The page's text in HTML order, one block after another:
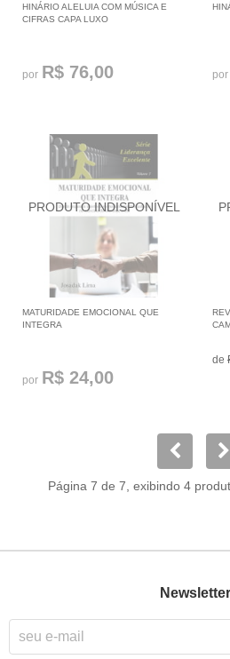
HINÁRIO ALELUIA COM MÚSICA E
CIFRAS CAPA LUXO
por R$ 76,00 por
MATURIDADE EMOCIONAL QUE
INTEGRA
por R$ 24,00
de
Página 7 de 7, exibindo 4
Newsletter